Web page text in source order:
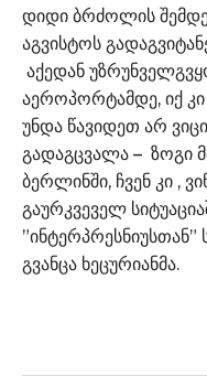
დიდი ბრძოლის
აგვისტოს
აქედან
აეროპორტამდე, იქ
უნდა წავიდეთ არ
გადაგცვალა – ზოგი
ბერლინში, ჩვენ კი ,
გაურკვეველ
გვანცა ხეცურიანმა.